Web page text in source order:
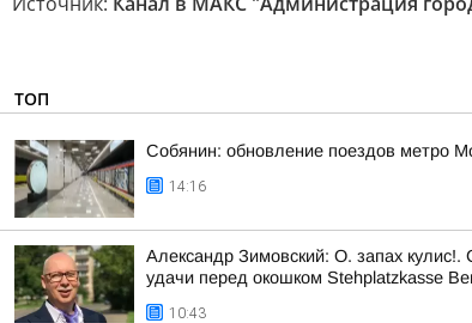
ТОП
Собянин: обновление поездов метро
14:16
Александр Зимовский: О. запах кулис!.
удачи перед окошком Stehplatzkasse
10:43